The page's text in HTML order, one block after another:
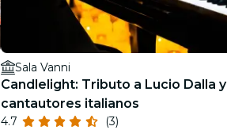
Sala Vanni
Candlelight: Tributo a Lucio Dalla y
cantautores italianos
4.7
(3)